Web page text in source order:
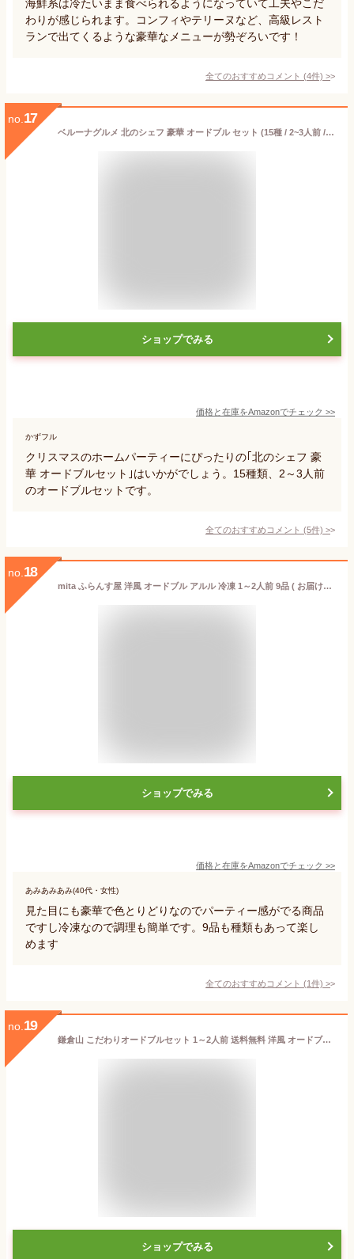
海鮮系は冷たいまま食べられるようになっていて工夫やこだ
わりが感じられます。コンフィやテリーヌなど、高級レスト
ランで出てくるような豪華なメニューが勢ぞろいです！
全てのおすすめコメント (4件) >
no. 17
ベルーナグルメ 北のシェフ 豪華 オードブル セット (15種 / 2~3人前 / 洋食/冷凍食品) 料理 おかず おつまみ スイーツ チキン (クリスマス/パーティー/年末年始/忘年会) お届け予定：12月20日~23日
ショップでみる
価格と在庫をAmazonでチェック >>
かずフル
クリスマスのホームパーティーにぴったりの｢北のシェフ 豪
華 オードブルセット｣はいかがでしょう。15種類、2～3人前
のオードブルセットです。
全てのおすすめコメント (5件) >
no. 18
mita ふらんす屋 洋風 オードブル アルル 冷凍 1～2人前 9品 ( お届け日 12月31日 )
ショップでみる
価格と在庫をAmazonでチェック >>
あみあみあみ(40代・女性)
見た目にも豪華で色とりどりなのでパーティー感がでる商品
ですし冷凍なので調理も簡単です。9品も種類もあって楽し
めます
全てのおすすめコメント (1件) >
no. 19
鎌倉山 こだわりオードブルセット 1～2人前 送料無料 洋風 オードブル セット 黒毛和牛 ローストビーフ 国産牛 ビーフシチュー クリスマス 正月 お祝い
ショップでみる